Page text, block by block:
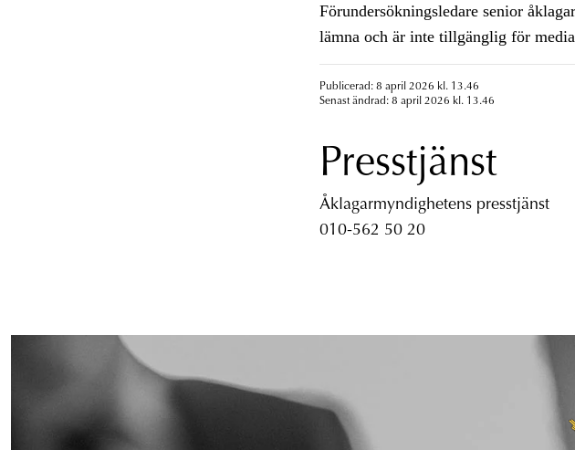
Förundersökningsledare senior
lämna och är inte tillgänglig för
Publicerad: 8 april 2026 kl. 13.46
Senast ändrad: 8 april 2026 kl. 13.46
Presstjänst
Åklagarmyndighetens presstjänst
010-562 50 20